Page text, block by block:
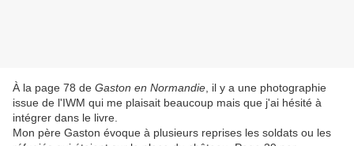
À la page 78 de Gaston en Normandie , il y a une photographie
issue de l'IWM qui me plaisait beaucoup mais que j'ai hésité à
intégrer dans le livre.
Mon père Gaston évoque à plusieurs reprises les soldats ou les